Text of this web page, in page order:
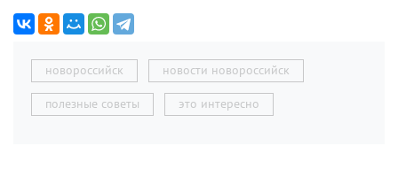
новороссийск новости новороссийск
полезные советы это интересно